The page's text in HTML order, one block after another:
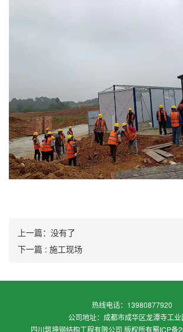
上一篇：没有了
下一篇 : 施工现场
热线电话：13980877920
公司地址：成都市成华区龙潭寺工业
四川筑坤钢结构工程有限公司 版权所有蜀ICP备